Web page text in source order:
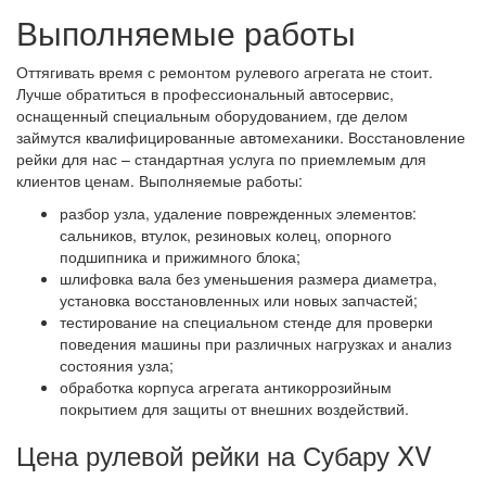
Выполняемые работы
Оттягивать время с ремонтом рулевого агрегата не стоит.
Лучше обратиться в профессиональный автосервис,
оснащенный специальным оборудованием, где делом
займутся квалифицированные автомеханики. Восстановление
рейки для нас – стандартная услуга по приемлемым для
клиентов ценам. Выполняемые работы:
разбор узла, удаление поврежденных элементов:
сальников, втулок, резиновых колец, опорного
подшипника и прижимного блока;
шлифовка вала без уменьшения размера диаметра,
установка восстановленных или новых запчастей;
тестирование на специальном стенде для проверки
поведения машины при различных нагрузках и анализ
состояния узла;
обработка корпуса агрегата антикоррозийным
покрытием для защиты от внешних воздействий.
Цена рулевой рейки на Субару XV